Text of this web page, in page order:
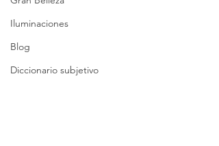
Iluminaciones
Blog
Diccionario subjetivo